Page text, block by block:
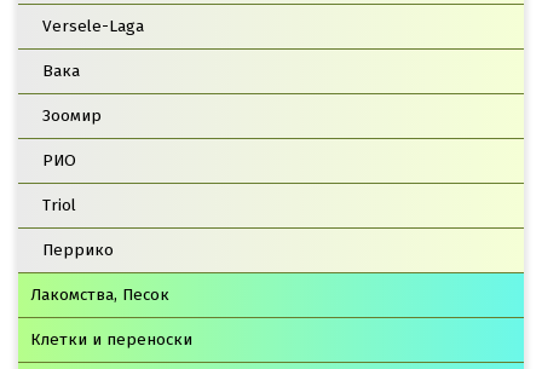
Versele-Laga
Вака
Зоомир
РИО
Triol
Перрико
Лакомства, Песок
Клетки и переноски